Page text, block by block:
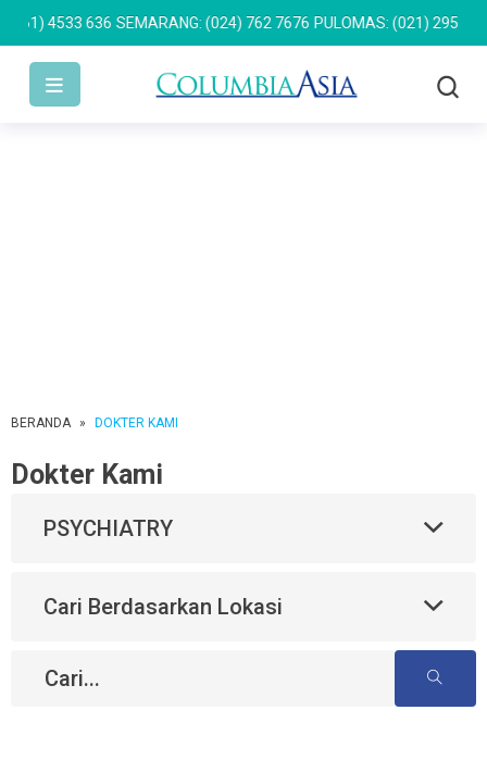
4533 636 SEMARANG: (024) 762 7676 PULOMAS: (021) 2955 9499
BERANDA » DOKTER KAMI
Dokter Kami
PSYCHIATRY
Cari Berdasarkan Lokasi